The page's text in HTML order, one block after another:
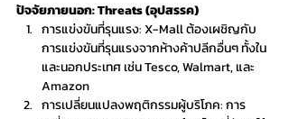
ปัจจัยภายนอก: Threats (อุปสรรค)
การแข่งขันที่รุนแรง: X-Mall ต้องเผชิญกับ
การแข่งขันที่รุนแรงจากห้างค้าปลีกอื่นๆ ทั้งใน
และนอกประเทศ เช่น Tesco, Walmart, และ
Amazon
การเปลี่ยนแปลงพฤติกรรมผู้บริโภค: การ